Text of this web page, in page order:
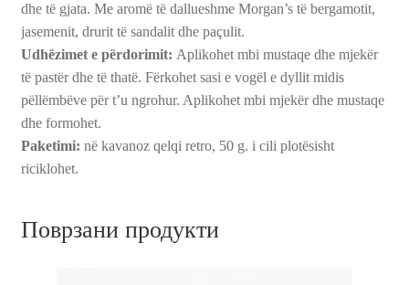
dhe të gjata. Me aromë të dallueshme Morgan’s të bergamotit,
jasemenit, drurit të sandalit dhe paçulit.
Udhëzimet e përdorimit: Aplikohet mbi mustaqe dhe mjekër
të pastër dhe të thatë. Fërkohet sasi e vogël e dyllit midis
pëllëmbëve për t’u ngrohur. Aplikohet mbi mjekër dhe mustaqe
dhe formohet.
Paketimi: në kavanoz qelqi retro, 50 g. i cili plotësisht
riciklohet.
Поврзани продукти